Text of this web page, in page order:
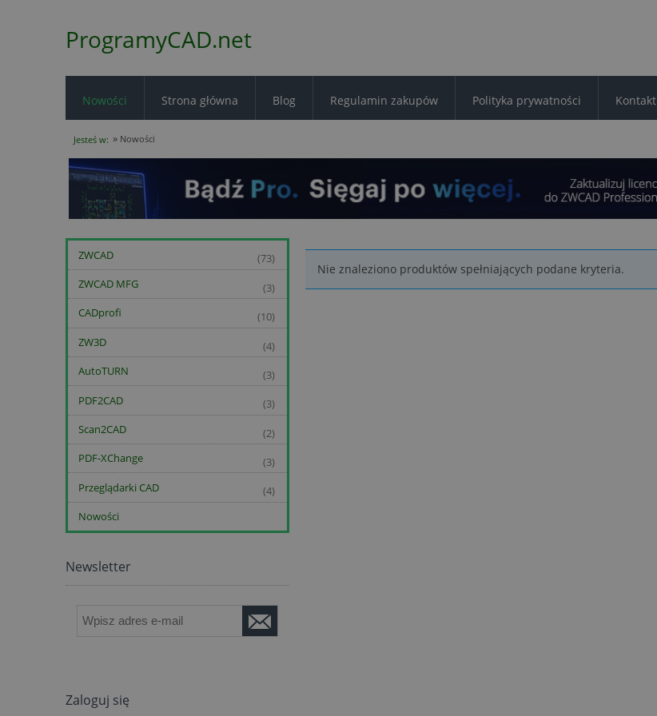
ProgramyCAD.net
Nowości Strona główna Blog Regulamin zakupów Polityka prywatności Kontakt
Jesteś w: » Nowości
ZWCAD (73)
ZWCAD MFG (3)
CADprofi (10)
ZW3D (4)
AutoTURN (3)
PDF2CAD (3)
Scan2CAD (2)
PDF-XChange (3)
Przeglądarki CAD (4)
Nowości
Newsletter
Zaloguj się
Nie znaleziono produktów spełniających podane kryteria.